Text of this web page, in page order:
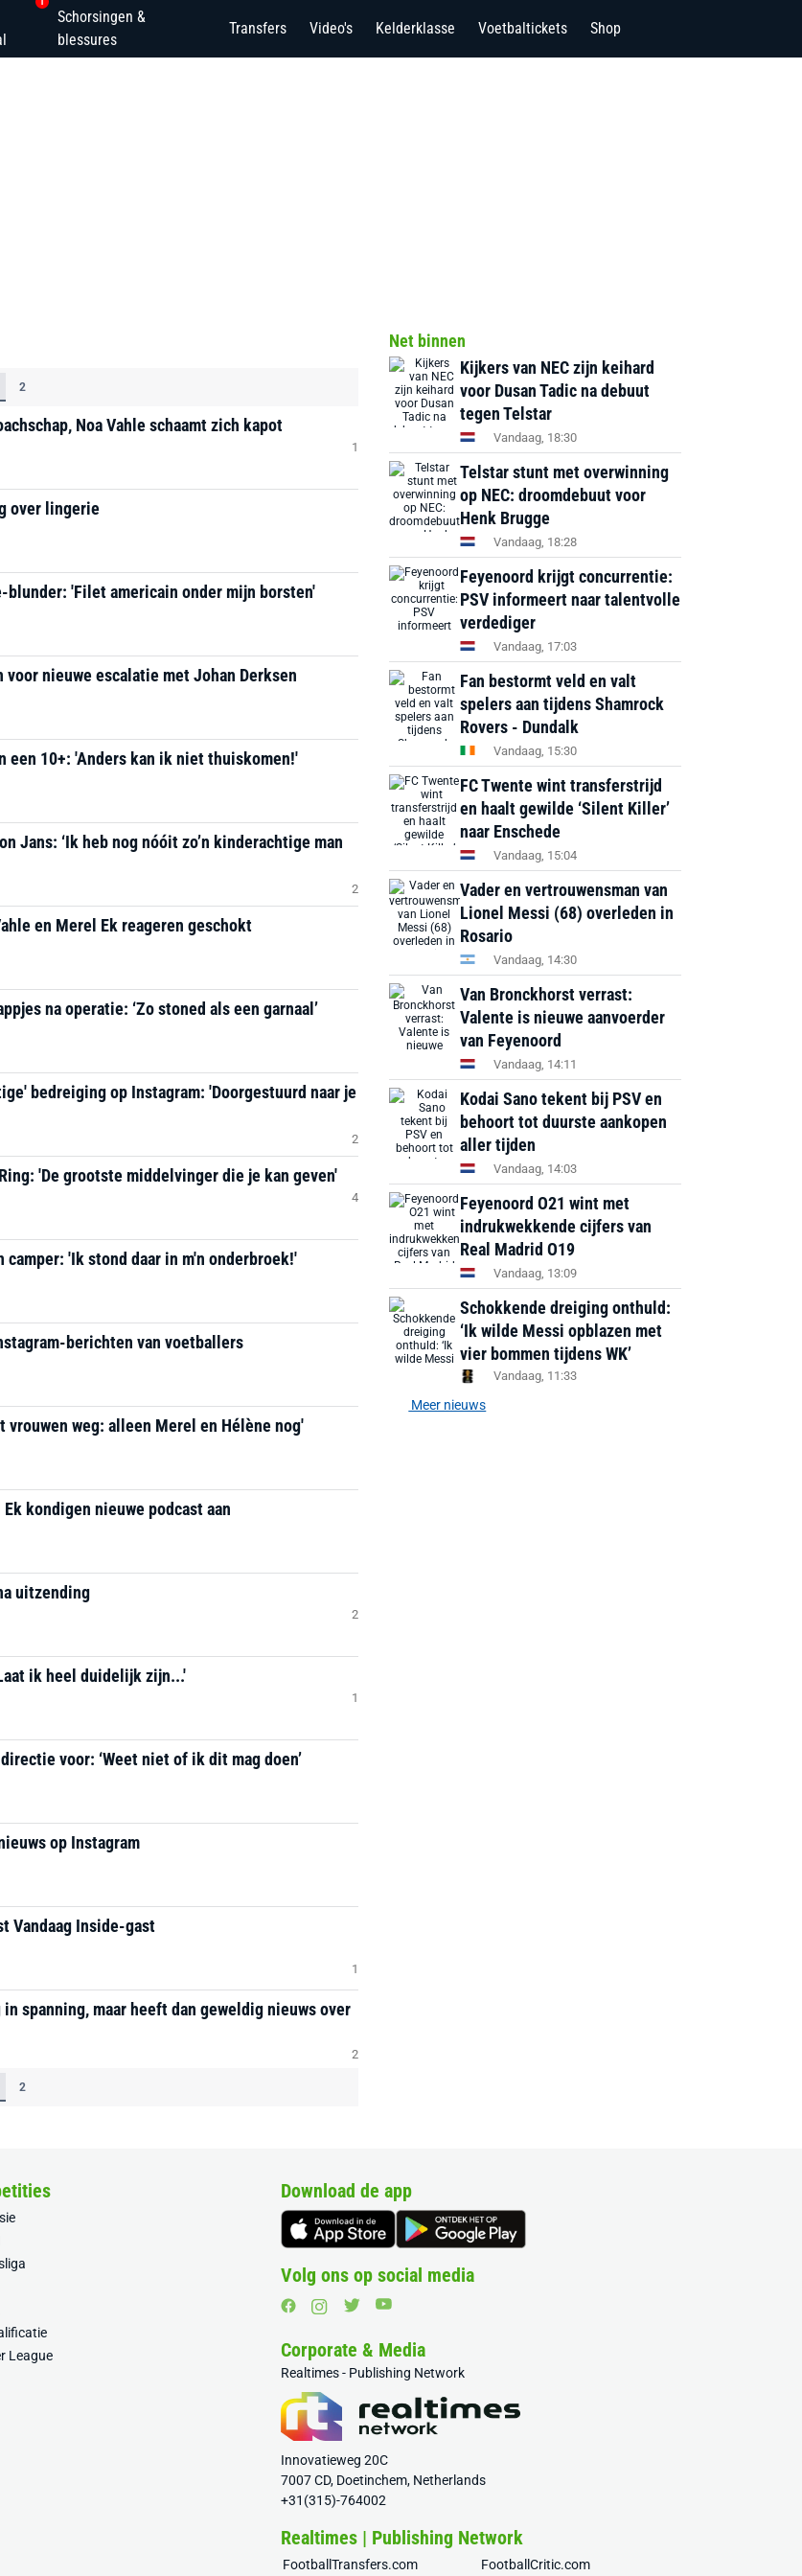
Schorsingen &
blessures
Transfers Video's Kelderklasse Voetbaltickets Shop
2
Noa Vahle schaamt zich kapot
1
over lingerie
'Filet americain onder mijn borsten'
nieuwe escalatie met Johan Derksen
een 10+: 'Anders kan ik niet thuiskomen!'
Jans: ‘Ik heb nog nóóit zo’n kinderachtige man
2
en Merel Ek reageren geschokt
na operatie: ‘Zo stoned als een garnaal’
bedreiging op Instagram: 'Doorgestuurd naar je
2
'De grootste middelvinger die je kan geven'
4
'Ik stond daar in m'n onderbroek!'
berichten van voetballers
vrouwen weg: alleen Merel en Hélène nog'
kondigen nieuwe podcast aan
uitzending
2
ik heel duidelijk zijn...'
1
voor: ‘Weet niet of ik dit mag doen’
op Instagram
Vandaag Inside-gast
1
spanning, maar heeft dan geweldig nieuws over
2
2
Net binnen
Kijkers van NEC zijn keihard
voor Dusan Tadic na debuut
tegen Telstar
Vandaag, 18:30
Telstar stunt met overwinning
op NEC: droomdebuut voor
Henk Brugge
Vandaag, 18:28
Feyenoord krijgt concurrentie:
PSV informeert naar talentvolle
verdediger
Vandaag, 17:03
Fan bestormt veld en valt
spelers aan tijdens Shamrock
Rovers - Dundalk
Vandaag, 15:30
FC Twente wint transferstrijd
en haalt gewilde ‘Silent Killer’
naar Enschede
Vandaag, 15:04
Vader en vertrouwensman van
Lionel Messi (68) overleden in
Rosario
Vandaag, 14:30
Van Bronckhorst verrast:
Valente is nieuwe aanvoerder
van Feyenoord
Vandaag, 14:11
Kodai Sano tekent bij PSV en
behoort tot duurste aankopen
aller tijden
Vandaag, 14:03
Feyenoord O21 wint met
indrukwekkende cijfers van
Real Madrid O19
Vandaag, 13:09
Schokkende dreiging onthuld:
‘Ik wilde Messi opblazen met
vier bommen tijdens WK’
Vandaag, 11:33
Meer nieuws
League
Download de app
Volg ons op social media
Corporate & Media
Realtimes - Publishing Network
Innovatieweg 20C
7007 CD, Doetinchem, Netherlands
+31(315)-764002
Realtimes | Publishing Network
FootballTransfers.com FootballCritic.com